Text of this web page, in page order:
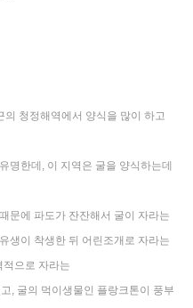
의 청정해역에서 양식을 많이 하고
유명한데 , 이 지역은 굴을 양식하는데
때문에 파도가 잔잔해서 굴이
자라는
생이 착생한 뒤 어린조개로 자라는
적으로 자라는
, 굴의 먹이생물인 플랑크톤이
풍부